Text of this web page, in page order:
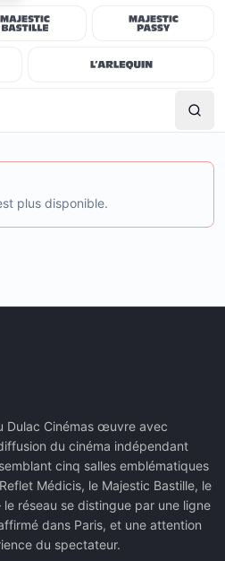
plus disponible.
Dulac Cinémas œuvre avec
du cinéma indépendant
cinq salles emblématiques
Médicis, le Majestic Bastille, le
le réseau se distingue par une ligne
dans Paris, et une attention
du spectateur.